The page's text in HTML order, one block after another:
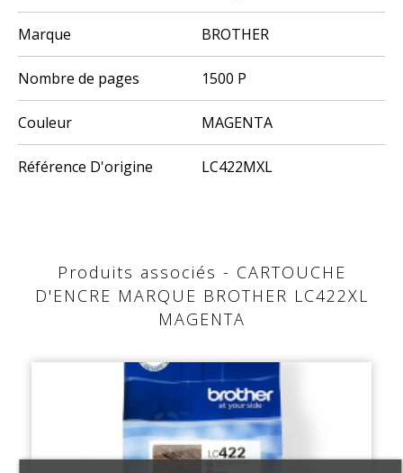
Marque BROTHER
Nombre de pages 1500 P
Couleur MAGENTA
Référence D'origine LC422MXL
Produits associés - CARTOUCHE
D'ENCRE MARQUE BROTHER LC422XL
MAGENTA